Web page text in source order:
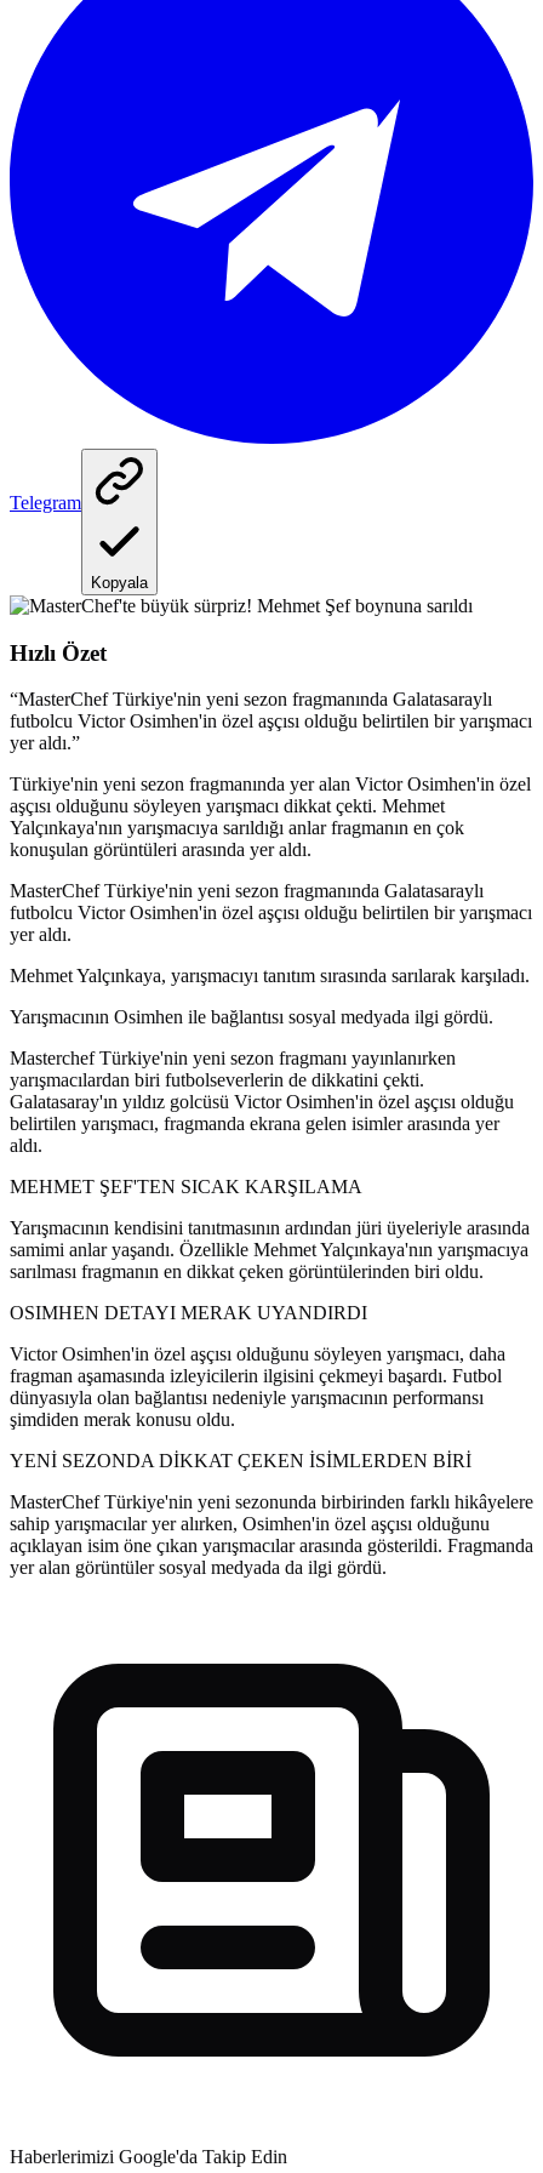
Telegram
Kopyala
Hızlı Özet
“MasterChef Türkiye'nin yeni sezon fragmanında Galatasaraylı
futbolcu Victor Osimhen'in özel aşçısı olduğu belirtilen bir yarışmacı
yer aldı.”
Türkiye'nin yeni sezon fragmanında yer alan Victor Osimhen'in özel
aşçısı olduğunu söyleyen yarışmacı dikkat çekti. Mehmet
Yalçınkaya'nın yarışmacıya sarıldığı anlar fragmanın en çok
konuşulan görüntüleri arasında yer aldı.
MasterChef Türkiye'nin yeni sezon fragmanında Galatasaraylı
futbolcu Victor Osimhen'in özel aşçısı olduğu belirtilen bir yarışmacı
yer aldı.
Mehmet Yalçınkaya, yarışmacıyı tanıtım sırasında sarılarak karşıladı.
Yarışmacının Osimhen ile bağlantısı sosyal medyada ilgi gördü.
Masterchef Türkiye'nin yeni sezon fragmanı yayınlanırken
yarışmacılardan biri futbolseverlerin de dikkatini çekti.
Galatasaray'ın yıldız golcüsü Victor Osimhen'in özel aşçısı olduğu
belirtilen yarışmacı, fragmanda ekrana gelen isimler arasında yer
aldı.
MEHMET ŞEF'TEN SICAK KARŞILAMA
Yarışmacının kendisini tanıtmasının ardından jüri üyeleriyle arasında
samimi anlar yaşandı. Özellikle Mehmet Yalçınkaya'nın yarışmacıya
sarılması fragmanın en dikkat çeken görüntülerinden biri oldu.
OSIMHEN DETAYI MERAK UYANDIRDI
Victor Osimhen'in özel aşçısı olduğunu söyleyen yarışmacı, daha
fragman aşamasında izleyicilerin ilgisini çekmeyi başardı. Futbol
dünyasıyla olan bağlantısı nedeniyle yarışmacının performansı
şimdiden merak konusu oldu.
YENİ SEZONDA DİKKAT ÇEKEN İSİMLERDEN BİRİ
MasterChef Türkiye'nin yeni sezonunda birbirinden farklı hikâyelere
sahip yarışmacılar yer alırken, Osimhen'in özel aşçısı olduğunu
açıklayan isim öne çıkan yarışmacılar arasında gösterildi. Fragmanda
yer alan görüntüler sosyal medyada da ilgi gördü.
Haberlerimizi Google'da Takip Edin